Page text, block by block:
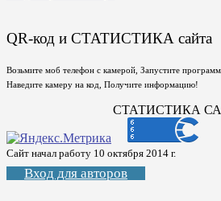
QR-код и СТАТИСТИКА сайта
Возьмите моб телефон с камерой, Запустите
Наведите камеру на код, Получите информацию!
СТАТИСТИКА
Сайт начал работу 10 октября 2014 г.
Вход для авторов